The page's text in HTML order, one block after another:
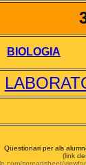
BIOLOGIA
Qüestionari per als
(link
spreadsheet/